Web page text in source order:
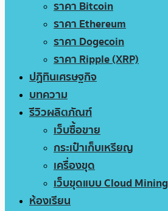
ราคา Bitcoin
ราคา Ethereum
ราคา Dogecoin
ราคา Ripple (XRP)
ปฏิทินเศรษฐกิจ
บทความ
รีวิวผลิตภัณฑ์
เว็บซื้อขาย
กระเป๋าเก็บเหรียญ
เครื่องขุด
เว็บขุดแบบ Cloud Mining
ห้องเรียน